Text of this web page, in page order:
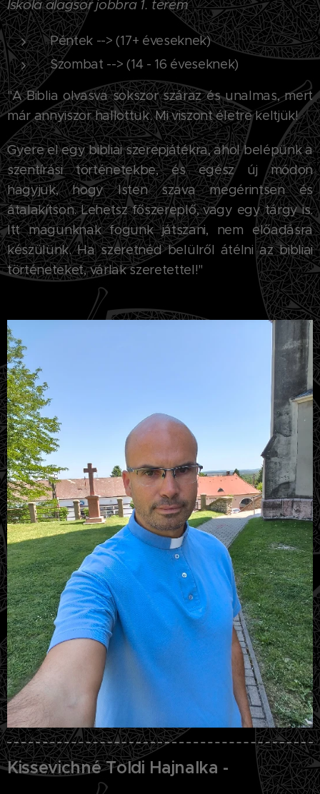
Iskola alagsor jobbra 1. terem
Péntek --> (17+ éveseknek)
Szombat --> (14 - 16 éveseknek)
"A Biblia olvasva sokszor száraz és unalmas, mert
már annyiszor hallottuk. Mi viszont életre keltjük!
Gyere el egy bibliai szerepjátékra, ahol belépünk a
szentírási történetekbe, és egész új módon
hagyjuk, hogy Isten szava megérintsen és
átalakítson. Lehetsz főszereplő, vagy egy tárgy is.
Itt magunknak fogunk játszani, nem előadásra
készülünk. Ha szeretnéd belülről átélni az bibliai
történeteket, várlak szeretettel!"
Kissevichné Toldi Hajnalka -